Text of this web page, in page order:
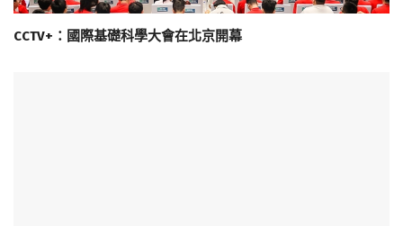
CCTV+：國際基礎科學大會在北京開幕